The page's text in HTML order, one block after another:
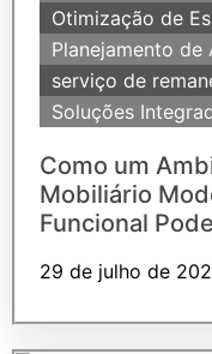
Otimização de
Planejamento de
serviço de
Soluções
Como um
Mobiliário
Funcional
29 de julho de